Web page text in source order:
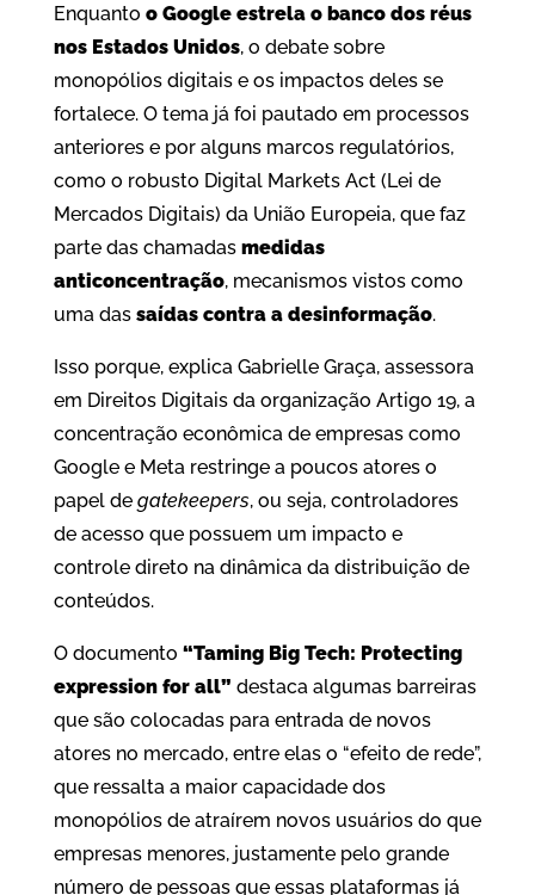
Enquanto o Google estrela o banco dos réus
nos Estados Unidos, o debate sobre
monopólios digitais e os impactos deles se
fortalece. O tema já foi pautado em processos
anteriores e por alguns marcos regulatórios,
como o robusto Digital Markets Act (Lei de
Mercados Digitais) da União Europeia, que faz
parte das chamadas medidas
anticoncentração, mecanismos vistos como
uma das saídas contra a desinformação.
Isso porque, explica Gabrielle Graça, assessora
em Direitos Digitais da organização Artigo 19, a
concentração econômica de empresas como
Google e Meta restringe a poucos atores o
papel de gatekeepers, ou seja, controladores
de acesso que possuem um impacto e
controle direto na dinâmica da distribuição de
conteúdos.
O documento “Taming Big Tech: Protecting
expression for all” destaca algumas barreiras
que são colocadas para entrada de novos
atores no mercado, entre elas o “efeito de rede”,
que ressalta a maior capacidade dos
monopólios de atraírem novos usuários do que
empresas menores, justamente pelo grande
número de pessoas que essas plataformas já